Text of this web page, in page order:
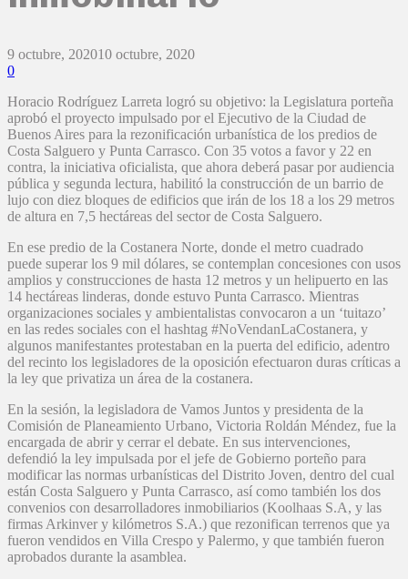
9 octubre, 202010 octubre, 2020
0
Horacio Rodríguez Larreta logró su objetivo: la Legislatura porteña
aprobó el proyecto impulsado por el Ejecutivo de la Ciudad de
Buenos Aires para la rezonificación urbanística de los predios de
Costa Salguero y Punta Carrasco. Con 35 votos a favor y 22 en
contra, la iniciativa oficialista, que ahora deberá pasar por audiencia
pública y segunda lectura, habilitó la construcción de un barrio de
lujo con diez bloques de edificios que irán de los 18 a los 29 metros
de altura en 7,5 hectáreas del sector de Costa Salguero.
En ese predio de la Costanera Norte, donde el metro cuadrado
puede superar los 9 mil dólares, se contemplan concesiones con usos
amplios y construcciones de hasta 12 metros y un helipuerto en las
14 hectáreas linderas, donde estuvo Punta Carrasco. Mientras
organizaciones sociales y ambientalistas convocaron a un ‘tuitazo’
en las redes sociales con el hashtag #NoVendanLaCostanera, y
algunos manifestantes protestaban en la puerta del edificio, adentro
del recinto los legisladores de la oposición efectuaron duras críticas a
la ley que privatiza un área de la costanera.
En la sesión, la legisladora de Vamos Juntos y presidenta de la
Comisión de Planeamiento Urbano, Victoria Roldán Méndez, fue la
encargada de abrir y cerrar el debate. En sus intervenciones,
defendió la ley impulsada por el jefe de Gobierno porteño para
modificar las normas urbanísticas del Distrito Joven, dentro del cual
están Costa Salguero y Punta Carrasco, así como también los dos
convenios con desarrolladores inmobiliarios (Koolhaas S.A, y las
firmas Arkinver y kilómetros S.A.) que rezonifican terrenos que ya
fueron vendidos en Villa Crespo y Palermo, y que también fueron
aprobados durante la asamblea.